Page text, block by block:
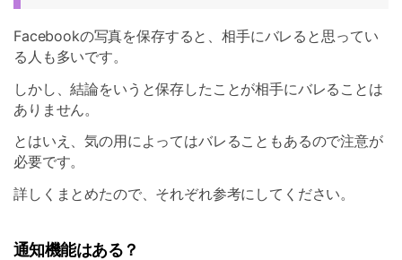
Facebookの写真を保存すると、相手にバレると思ってい
る人も多いです。
しかし、結論をいうと保存したことが相手にバレることは
ありません。
とはいえ、気の用によってはバレることもあるので注意が
必要です。
詳しくまとめたので、それぞれ参考にしてください。
通知機能はある？